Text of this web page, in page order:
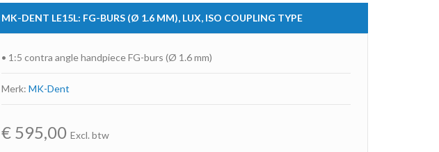
MK-DENT LE15L: FG-BURS (Ø 1.6 MM), LUX, ISO COUPLING TYPE
• 1:5 contra angle handpiece FG-burs (Ø 1.6 mm)
Merk: MK-Dent
€ 595,00 Excl. btw